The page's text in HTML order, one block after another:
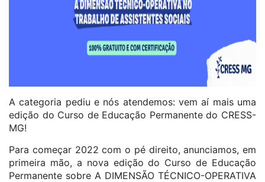
A categoria pediu e nós atendemos: vem aí mais uma
edição do Curso de Educação Permanente do CRESS-
MG!
Para começar 2022 com o pé direito, anunciamos, em
primeira mão, a nova edição do Curso de Educação
Permanente sobre A DIMENSÃO TÉCNICO-OPERATIVA